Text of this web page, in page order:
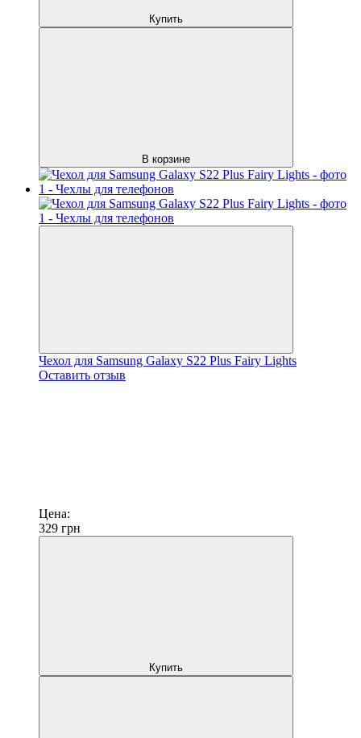
Купить
В корзине
Чехол для Samsung Galaxy S22 Plus Fairy Lights
Оставить отзыв
Цена:
329 грн
Купить